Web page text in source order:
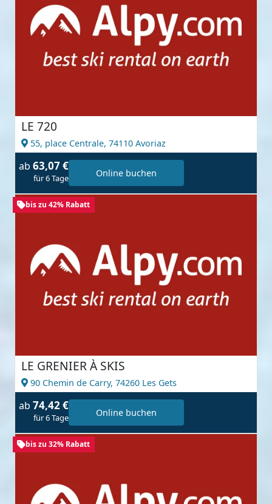
LE 720
55, place Centrale, 74110 Avoriaz
ab 63,07 €
für 6 Tage Online buchen
bis zu 42% Rabatt
LE GRENIER À SKIS
90 Chemin de Carry, 74260 Les Gets
ab 74,42 €
für 6 Tage Online buchen
bis zu 32% Rabatt